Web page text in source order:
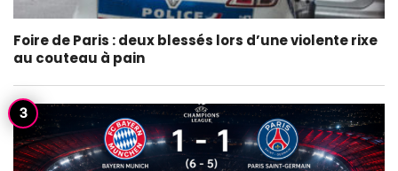
Foire de Paris : deux blessés lors d’une violente rixe
au couteau à pain